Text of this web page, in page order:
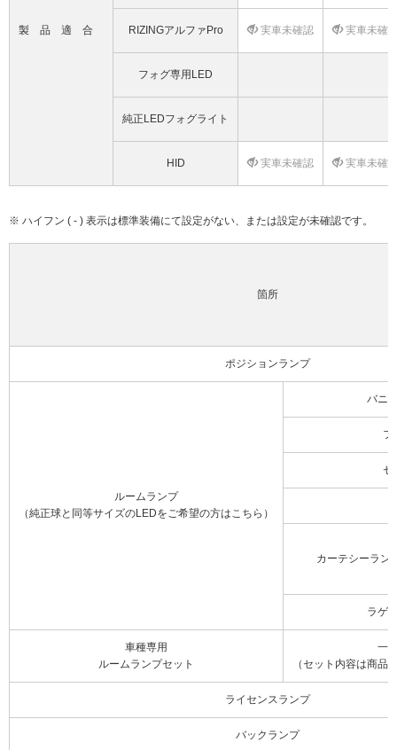
製品適合 RIZINGアルファPro 実車未確認 実車未確
フォグ専用LED
純正LEDフォグライト
HID 実車未確認 実車未確
※ ハイフン ( - ) 表示は標準装備にて設定がない、または設定が未確認です。
箇所
ポジションランプ
ルームランプ
（純正球と同等サイズのLEDをご希望の方はこちら）
バニ
フ
セ
カーテシーラン
ラゲ
車種専用
ルームランプセット
一
（セット内容は商品
ライセンスランプ
バックランプ